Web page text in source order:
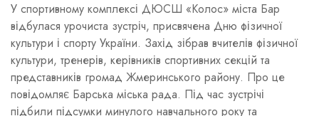
У спортивному комплексі ДЮСШ «Колос» міста Бар
відбулася урочиста зустріч, присвячена Дню фізичної
культури і спорту України. Захід зібрав вчителів фізичної
культури, тренерів, керівників спортивних секцій та
представників громад Жмеринського району. Про це
повідомляє Барська міська рада. Під час зустрічі
підбили підсумки минулого навчального року та